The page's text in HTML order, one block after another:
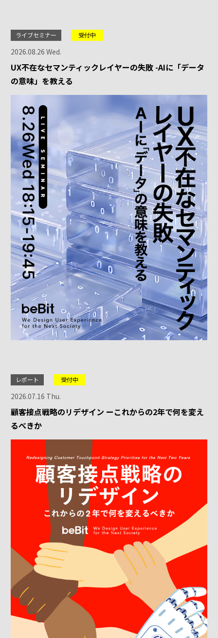
ライブセミナー 受付中
2026.08.26 Wed.
UX不在なセマンティックレイヤーの失敗 -AIに「データ
の意味」を教える
レポート 受付中
2026.07.16 Thu.
顧客接点戦略のリデザイン ーこれからの2年で何を変え
るべきか